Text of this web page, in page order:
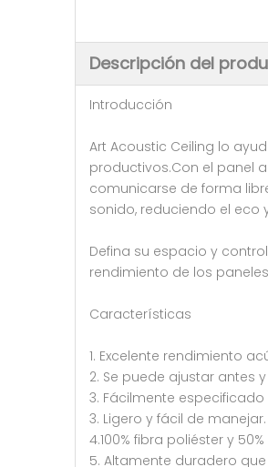
Descripción del
Introducción
Art Acoustic Ceiling lo
productivos.Con el panel
comunicarse de forma
sonido, reduciendo el eco
Defina su espacio y
rendimiento de los
Características
1. Excelente rendimiento
2. Se puede ajustar antes
3. Fácilmente
3. Ligero y fácil de manejar.
4.100% fibra poliéster y
5. Altamente duradero